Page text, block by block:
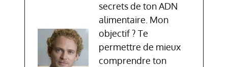
secrets de ton ADN
alimentaire. Mon
objectif ? Te
permettre de mieux
comprendre ton